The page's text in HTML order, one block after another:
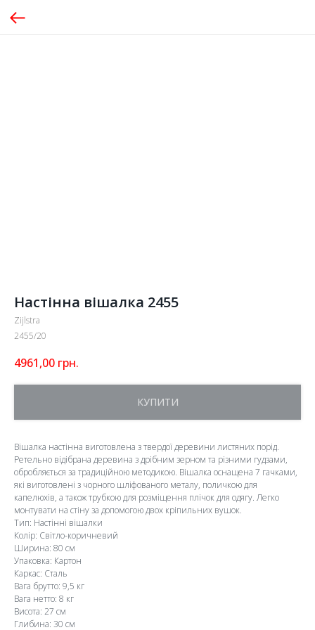
Настінна вішалка 2455
Zijlstra
2455/20
4961,00 грн.
КУПИТИ
Вішалка настінна виготовлена з твердої деревини листяних порід.
Ретельно відібрана деревина з дрібним зерном та різними гудзами,
обробляється за традиційною методикою. Вішалка оснащена 7 гачками,
які виготовлені з чорного шліфованого металу, поличкою для
капелюхів, а також трубкою для розміщення плічок для одягу. Легко
монтувати на стіну за допомогою двох кріпильних вушок.
Тип: Настінні вішалки
Колір: Світло-коричневий
Ширина: 80 см
Упаковка: Картон
Каркас: Сталь
Вага брутто: 9,5 кг
Вага нетто: 8 кг
Висота: 27 см
Глибина: 30 см